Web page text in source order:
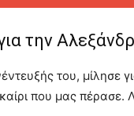
την
του, μίλησε
που μας πέρασε.